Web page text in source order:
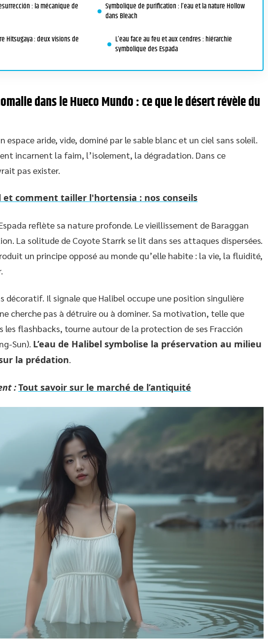
: la mécanique de
Hitsugaya : deux visions de
Symbolique de purification : l’eau et la nature Hollow
dans Bleach
L’eau face au feu et aux cendres : hiérarchie
symbolique des Espada
dans le Hueco Mundo : ce que le désert révèle du
espace aride, vide, dominé par le sable blanc et un ciel sans soleil.
incarnent la faim, l’isolement, la dégradation. Dans ce
pas exister.
et comment tailler l'hortensia : nos conseils
reflète sa nature profonde. Le vieillissement de Baraggan
La solitude de Coyote Starrk se lit dans ses attaques dispersées.
un principe opposé au monde qu’elle habite : la vie, la fluidité,
décoratif. Il signale que Halibel occupe une position singulière
cherche pas à détruire ou à dominer. Sa motivation, telle que
les flashbacks, tourne autour de la protection de ses Fracción
Sun). L’eau de Halibel symbolise la préservation au milieu
la prédation
:Tout savoir sur le marché de l’antiquité